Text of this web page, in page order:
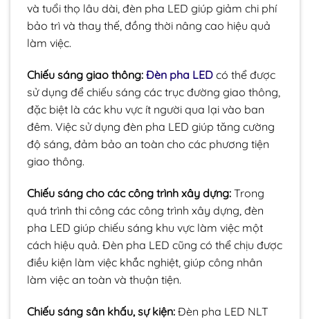
và tuổi thọ lâu dài, đèn pha LED giúp giảm chi phí
bảo trì và thay thế, đồng thời nâng cao hiệu quả
làm việc.
Chiếu sáng giao thông: Đèn pha LED có thể được
sử dụng để chiếu sáng các trục đường giao thông,
đặc biệt là các khu vực ít người qua lại vào ban
đêm. Việc sử dụng đèn pha LED giúp tăng cường
độ sáng, đảm bảo an toàn cho các phương tiện
giao thông.
Chiếu sáng cho các công trình xây dựng: Trong
quá trình thi công các công trình xây dựng, đèn
pha LED giúp chiếu sáng khu vực làm việc một
cách hiệu quả. Đèn pha LED cũng có thể chịu được
điều kiện làm việc khắc nghiệt, giúp công nhân
làm việc an toàn và thuận tiện.
Chiếu sáng sân khấu, sự kiện: Đèn pha LED NLT